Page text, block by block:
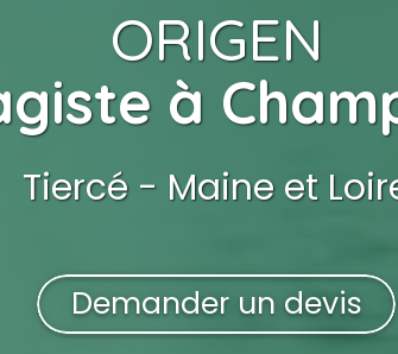
ORIGEN
à
Tiercé - Maine et
Demander un devis